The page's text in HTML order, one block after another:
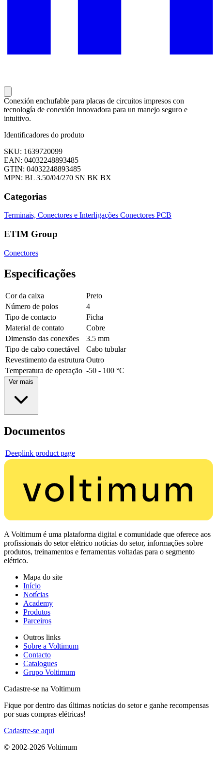
Conexión enchufable para placas de circuitos impresos con
tecnología de conexión innovadora para un manejo seguro e
intuitivo.
Identificadores do produto
SKU: 1639720099
EAN: 04032248893485
GTIN: 04032248893485
MPN: BL 3.50/04/270 SN BK BX
Categorias
Terminais, Conectores e Interligações Conectores PCB
ETIM Group
Conectores
Especificações
Cor da caixa
Preto
Número de polos
4
Tipo de contacto
Ficha
Material de contato
Cobre
Dimensão das conexões
3.5 mm
Tipo de cabo conectável
Cabo tubular
Revestimento da estrutura Outro
Temperatura de operação -50 - 100 °C
Ver mais
Documentos
Deeplink product page
A Voltimum é uma plataforma digital e comunidade que oferece aos
profissionais do setor elétrico notícias do setor, informações sobre
produtos, treinamentos e ferramentas voltadas para o segmento
elétrico.
Mapa do site
Início
Notícias
Academy
Produtos
Parceiros
Outros links
Sobre a Voltimum
Contacto
Catalogues
Grupo Voltimum
Cadastre-se na Voltimum
Fique por dentro das últimas notícias do setor e ganhe recompensas
por suas compras elétricas!
Cadastre-se aqui
© 2002-2026 Voltimum